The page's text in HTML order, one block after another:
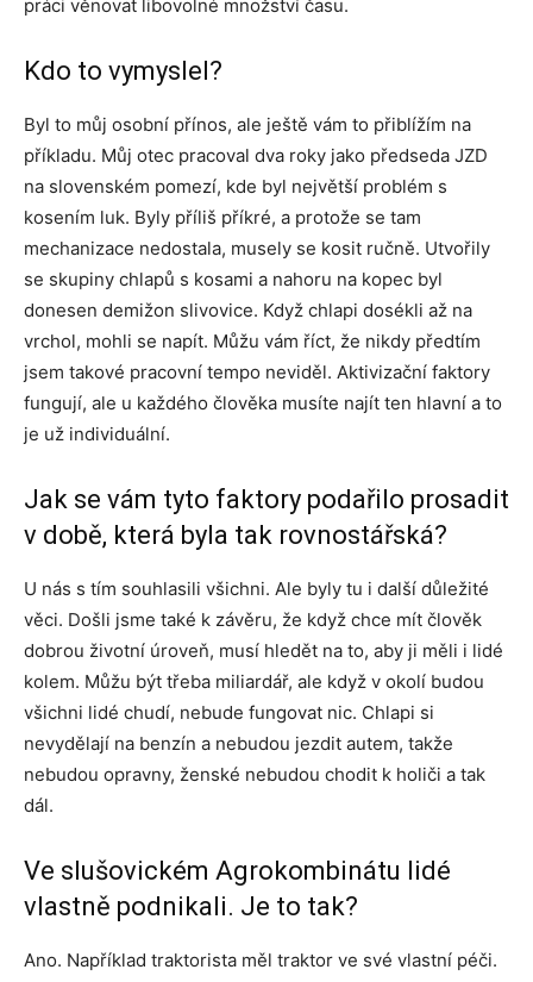
práci věnovat libovolné množství času.
Kdo to vymyslel?
Byl to můj osobní přínos, ale ještě vám to přiblížím na
příkladu. Můj otec pracoval dva roky jako předseda JZD
na slovenském pomezí, kde byl největší problém s
kosením luk. Byly příliš příkré, a protože se tam
mechanizace nedostala, musely se kosit ručně. Utvořily
se skupiny chlapů s kosami a nahoru na kopec byl
donesen demižon slivovice. Když chlapi dosékli až na
vrchol, mohli se napít. Můžu vám říct, že nikdy předtím
jsem takové pracovní tempo neviděl. Aktivizační faktory
fungují, ale u každého člověka musíte najít ten hlavní a to
je už individuální.
Jak se vám tyto faktory podařilo prosadit
v době, která byla tak rovnostářská?
U nás s tím souhlasili všichni. Ale byly tu i další důležité
věci. Došli jsme také k závěru, že když chce mít člověk
dobrou životní úroveň, musí hledět na to, aby ji měli i lidé
kolem. Můžu být třeba miliardář, ale když v okolí budou
všichni lidé chudí, nebude fungovat nic. Chlapi si
nevydělají na benzín a nebudou jezdit autem, takže
nebudou opravny, ženské nebudou chodit k holiči a tak
dál.
Ve slušovickém Agrokombinátu lidé
vlastně podnikali. Je to tak?
Ano. Například traktorista měl traktor ve své vlastní péči.